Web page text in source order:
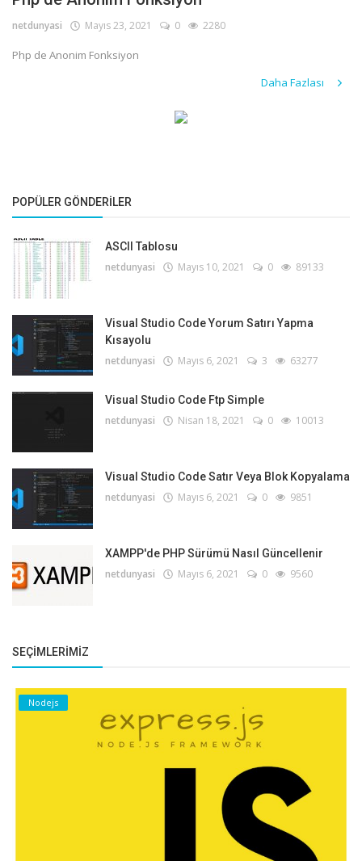
Giriş
Kayıt
netdunyasi Mayıs 23, 2021 0 2280
Php de Anonim Fonksiyon
Daha Fazlası
POPÜLER GÖNDERILER
ASCII Tablosu
netdunyasi Mayıs 10, 2021 0 89133
Visual Studio Code Yorum Satırı Yapma
Kısayolu
netdunyasi Mayıs 6, 2021 3 63277
Visual Studio Code Ftp Simple
netdunyasi Nisan 18, 2021 0 10013
Visual Studio Code Satır Veya Blok Kopyalama
netdunyasi Mayıs 6, 2021 0 9851
XAMPP'de PHP Sürümü Nasıl Güncellenir
netdunyasi Mayıs 6, 2021 0 9560
SEÇIMLERIMIZ
Nodejs